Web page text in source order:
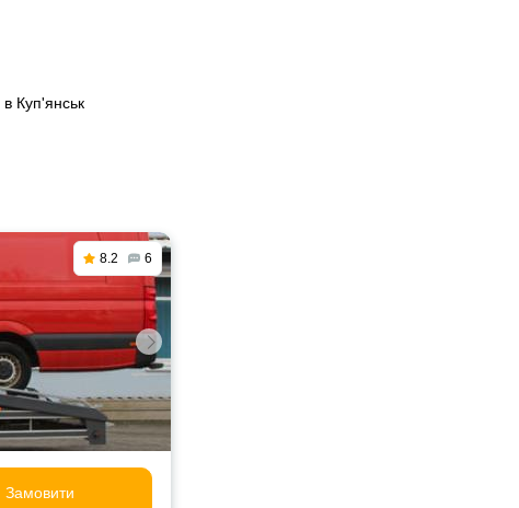
Куп'янськ
8.2 6
Замовити